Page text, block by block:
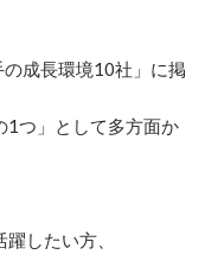
成長環境10社」に掲
1つ」として多方面か
したい方、